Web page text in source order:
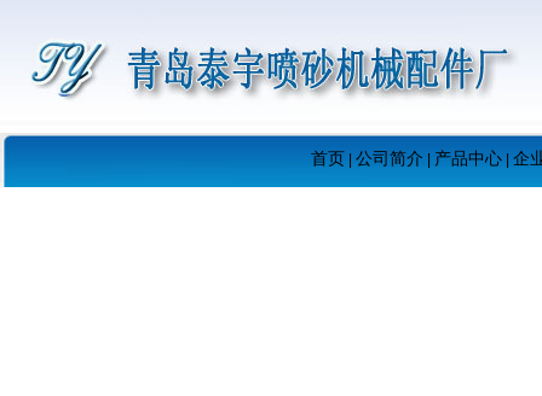
首页 公司简介 产品中心| 企